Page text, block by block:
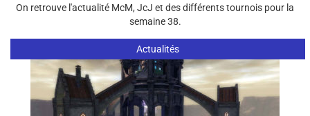
On retrouve l'actualité McM, JcJ et des différents tournois pour la
semaine 38.
Actualités